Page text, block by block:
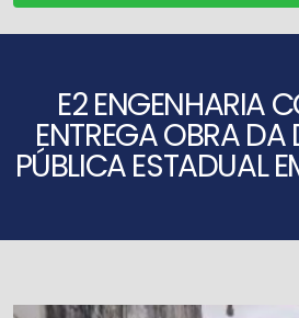
E2 ENGENHARIA
ENTREGA OBRA DA
PÚBLICA ESTADUAL